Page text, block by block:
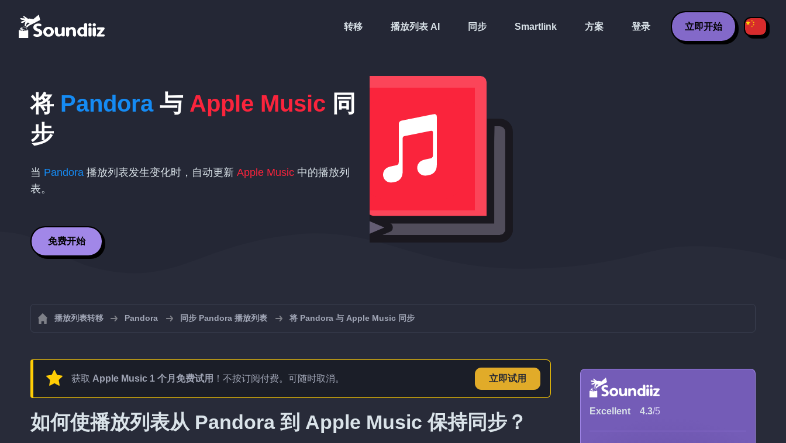
转移 播放列表 AI 同步 Smartlink 方案 登录 立即开始
将 Pandora与 Apple Music 同
步
当 Pandora 播放列表发生变化时，自动更新 Apple Music 中的播放列
表。
免费开始
播放列表转移 Pandora 同步 Pandora 播放列表 将 Pandora 与 Apple Music 同步
获取 Apple Music 1 个月免费试用 ！不按订阅付费。可随时取消。 立即试用
如何使播放列表从 Pandora 到 Apple Music 保持同步？ Excellent 4.3/5